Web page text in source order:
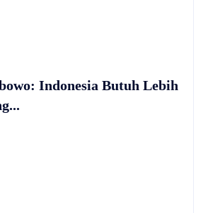
Indonesia Butuh Lebih